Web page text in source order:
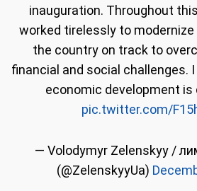
inauguration. Throughout
worked tirelessly to
the country on track to
financial and social challenges.
economic development is
pic.twitter.com/
— Volodymyr Zelenskyy /
(@ZelenskyyUa)